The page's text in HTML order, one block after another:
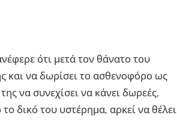
ότι μετά τον θάνατο του
και να δωρίσει το ασθενοφόρο ως
να συνεχίσει να κάνει δωρεές,
δικό του υστέρημα, αρκεί να θέλει